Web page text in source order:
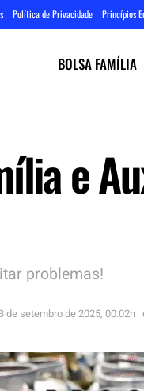
Política de Privacidade Princípios
BOLSA FAMÍLIA
e
problemas!
3 de setembro de 2025, 00:02h